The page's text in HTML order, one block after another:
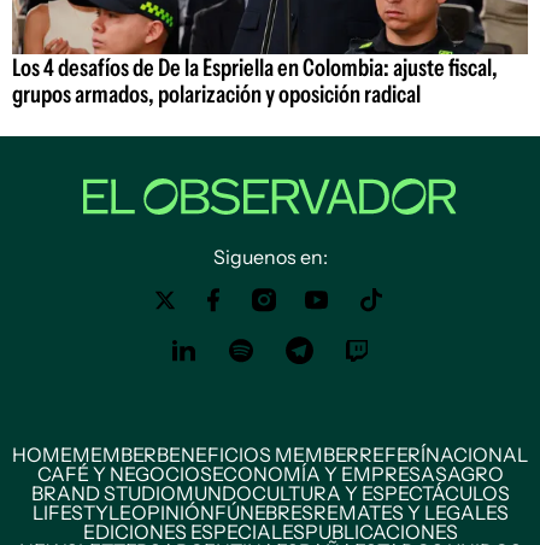
Los 4 desafíos de De la Espriella en Colombia: ajuste fiscal,
grupos armados, polarización y oposición radical
Siguenos en:
HOMEMEMBERBENEFICIOS MEMBERREFERÍNACIONAL
CAFÉ Y NEGOCIOSECONOMÍA Y EMPRESASAGRO
BRAND STUDIOMUNDOCULTURA Y ESPECTÁCULOS
LIFESTYLEOPINIÓNFÚNEBRESREMATES Y LEGALES
EDICIONES ESPECIALESPUBLICACIONES